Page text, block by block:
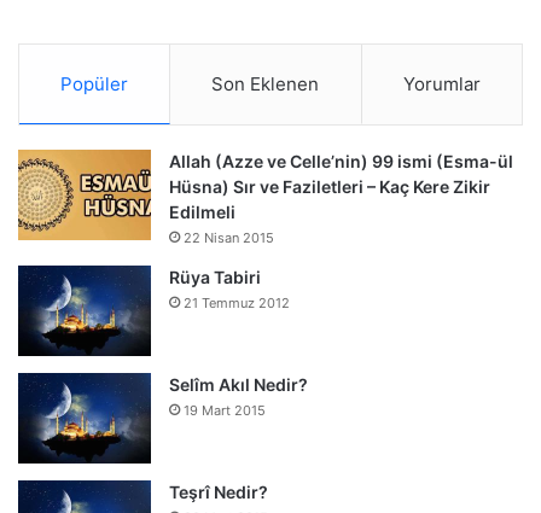
Popüler Son Eklenen Yorumlar
Allah (Azze ve Celle’nin) 99 ismi (Esma-ül
Hüsna) Sır ve Faziletleri – Kaç Kere Zikir
Edilmeli
22 Nisan 2015
Rüya Tabiri
21 Temmuz 2012
Selîm Akıl Nedir?
19 Mart 2015
Teşrî Nedir?